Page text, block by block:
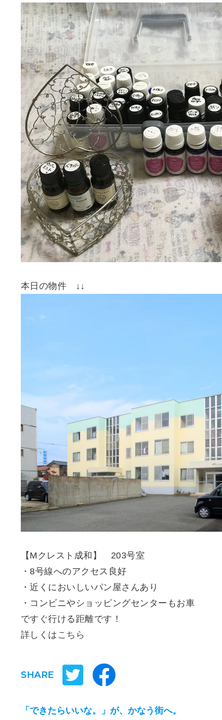
本日の物件 ↓↓
【Mクレスト成和】 203号室
・8号線へのアクセス良好
・近くにおいしいパン屋さんあり
・コンビニやショッピングセンターもお車
ですぐ行ける距離です！
詳しくは こちら
SHARE
「できたらいいな。」が、かなう街へ。